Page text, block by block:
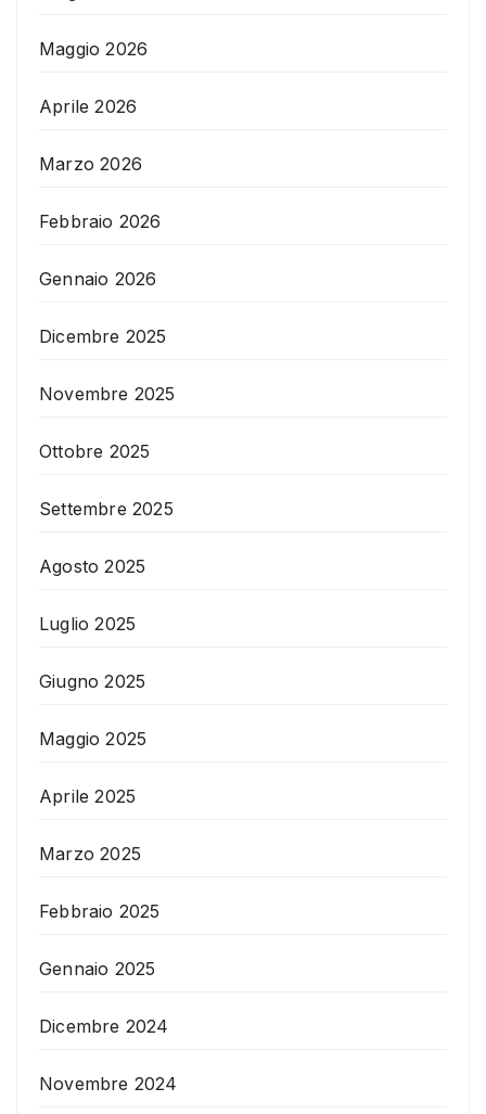
Maggio 2026
Aprile 2026
Marzo 2026
Febbraio 2026
Gennaio 2026
Dicembre 2025
Novembre 2025
Ottobre 2025
Settembre 2025
Agosto 2025
Luglio 2025
Giugno 2025
Maggio 2025
Aprile 2025
Marzo 2025
Febbraio 2025
Gennaio 2025
Dicembre 2024
Novembre 2024